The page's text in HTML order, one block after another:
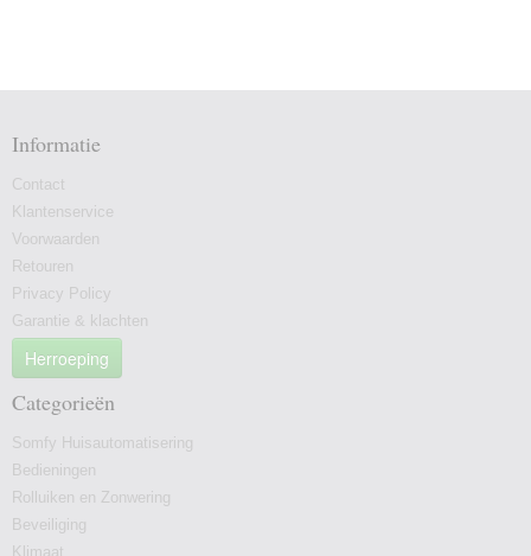
Informatie
Contact
Klantenservice
Voorwaarden
Retouren
Privacy Policy
Garantie & klachten
Herroeping
Categorieën
Somfy Huisautomatisering
Bedieningen
Rolluiken en Zonwering
Beveiliging
Klimaat